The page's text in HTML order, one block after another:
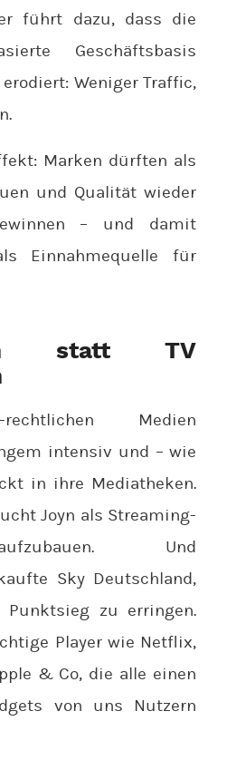
führt dazu, dass die
Geschäftsbasis
Weniger Traffic,
Marken dürften als
und Qualität wieder
– und damit
Einnahmequelle für
statt TV
Medien
intensiv und – wie
in ihre Mediatheken.
Joyn als Streaming-
Und
Sky Deutschland,
zu erringen.
Player wie Netflix,
& Co, die alle einen
von uns Nutzern